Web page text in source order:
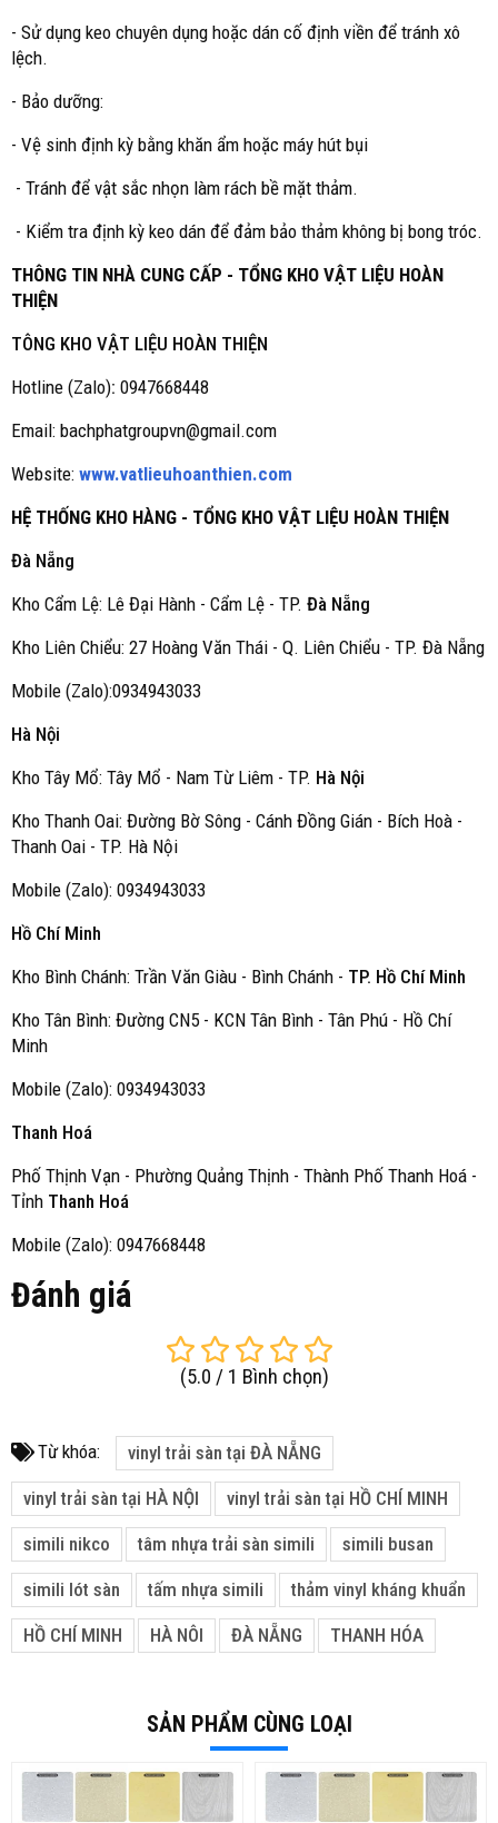
- Sử dụng keo chuyên dụng hoặc dán cố định viền để tránh xô
lệch.
- Bảo dưỡng:
- Vệ sinh định kỳ bằng khăn ẩm hoặc máy hút bụi
- Tránh để vật sắc nhọn làm rách bề mặt thảm.
- Kiểm tra định kỳ keo dán để đảm bảo thảm không bị bong tróc.
THÔNG TIN NHÀ CUNG CẤP - TỔNG KHO VẬT LIỆU HOÀN
THIỆN
TÔNG KHO VẬT LIỆU HOÀN THIỆN
Hotline (Zalo): 0947668448
Email: bachphatgroupvn@gmail.com
Website: www.vatlieuhoanthien.com
HỆ THỐNG KHO HÀNG - TỔNG KHO VẬT LIỆU HOÀN THIỆN
Đà Nẵng
Kho Cẩm Lệ: Lê Đại Hành - Cẩm Lệ - TP. Đà Nẵng
Kho Liên Chiểu: 27 Hoàng Văn Thái - Q. Liên Chiểu - TP. Đà Nẵng
Mobile (Zalo):0934943033
Hà Nội
Kho Tây Mổ: Tây Mổ - Nam Từ Liêm - TP. Hà Nội
Kho Thanh Oai: Đường Bờ Sông - Cánh Đồng Gián - Bích Hoà -
Thanh Oai - TP. Hà Nội
Mobile (Zalo): 0934943033
Hồ Chí Minh
Kho Bình Chánh: Trần Văn Giàu - Bình Chánh - TP. Hồ Chí Minh
Kho Tân Bình: Đường CN5 - KCN Tân Bình - Tân Phú - Hồ Chí
Minh
Mobile (Zalo): 0934943033
Thanh Hoá
Phố Thịnh Vạn - Phường Quảng Thịnh - Thành Phố Thanh Hoá -
Tỉnh Thanh Hoá
Mobile (Zalo): 0947668448
Đánh giá
(5.0 / 1 Bình chọn)
Từ khóa: vinyl trải sàn tại ĐÀ NẴNG
vinyl trải sàn tại HÀ NỘI vinyl trải sàn tại HỒ CHÍ MINH
simili nikco tâm nhựa trải sàn simili simili busan
simili lót sàn tấm nhựa simili thảm vinyl kháng khuẩn
HỒ CHÍ MINH HÀ NÔI ĐÀ NẴNG THANH HÓA
SẢN PHẨM CÙNG LOẠI